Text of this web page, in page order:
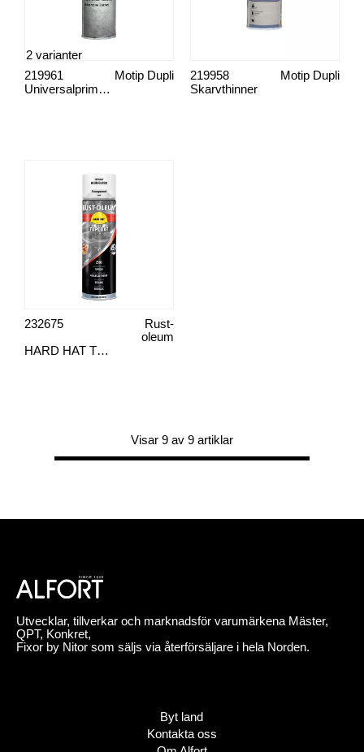
Universalprimer acryl
Motip Dupli
219961
2 varianter
Skarvthinner
Motip Dupli
219958
HARD HAT TRANSPARENT LACK
Rust-
oleum
232675
Visar 9 av 9 artiklar
Utvecklar, tillverkar och marknadsför varumärkena Mäster,
QPT, Konkret,
Fixor by Nitor som säljs via återförsäljare i hela Norden.
Byt land
Kontakta oss